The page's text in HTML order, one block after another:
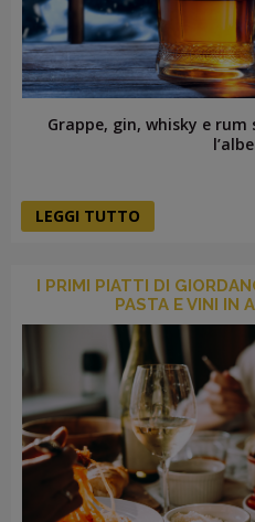
Grappe, gin, whisky e
LEGGI TUTTO
I PRIMI PIATTI DI
PASTA E VINI IN